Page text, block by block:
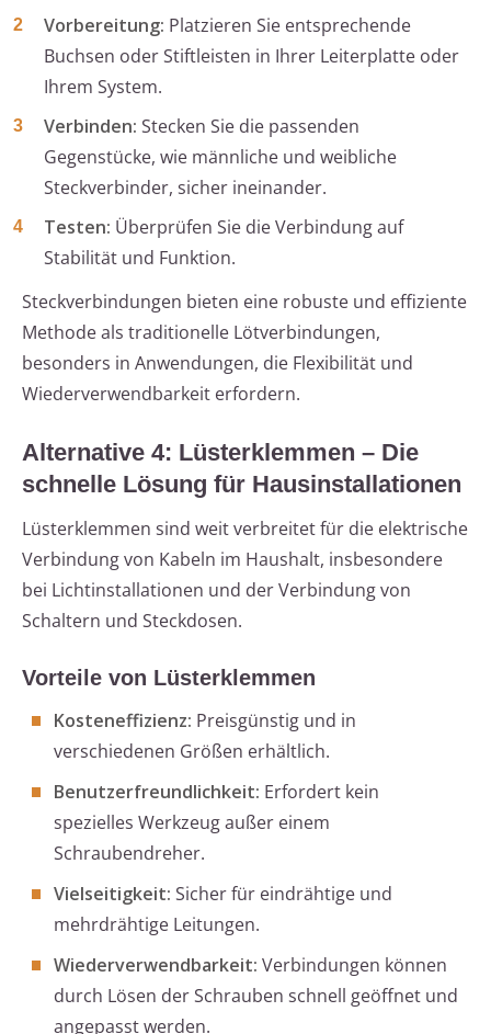
Vorbereitung: Platzieren Sie entsprechende
Buchsen oder Stiftleisten in Ihrer Leiterplatte oder
Ihrem System.
Verbinden: Stecken Sie die passenden
Gegenstücke, wie männliche und weibliche
Steckverbinder, sicher ineinander.
Testen: Überprüfen Sie die Verbindung auf
Stabilität und Funktion.
Steckverbindungen bieten eine robuste und effiziente
Methode als traditionelle Lötverbindungen,
besonders in Anwendungen, die Flexibilität und
Wiederverwendbarkeit erfordern.
Alternative 4: Lüsterklemmen – Die
schnelle Lösung für Hausinstallationen
Lüsterklemmen sind weit verbreitet für die elektrische
Verbindung von Kabeln im Haushalt, insbesondere
bei Lichtinstallationen und der Verbindung von
Schaltern und Steckdosen.
Vorteile von Lüsterklemmen
Kosteneffizienz: Preisgünstig und in
verschiedenen Größen erhältlich.
Benutzerfreundlichkeit: Erfordert kein
spezielles Werkzeug außer einem
Schraubendreher.
Vielseitigkeit: Sicher für eindrähtige und
mehrdrähtige Leitungen.
Wiederverwendbarkeit: Verbindungen können
durch Lösen der Schrauben schnell geöffnet und
angepasst werden.